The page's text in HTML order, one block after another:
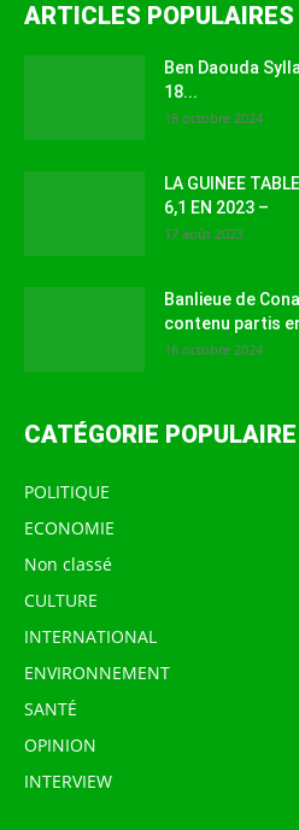
ARTICLES POPULAIRES
Ben Daouda
18...
18 octobre 2024
LA GUINEE
6,1 EN 2023 –
17 août 2023
Banlieue de
contenu partis
16 octobre 2024
CATÉGORIE POPULAIRE
POLITIQUE
ECONOMIE
Non classé
CULTURE
INTERNATIONAL
ENVIRONNEMENT
SANTÉ
OPINION
INTERVIEW